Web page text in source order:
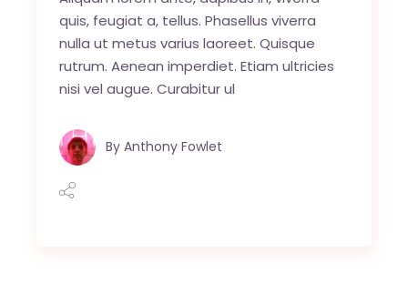
quis, feugiat a, tellus. Phasellus viverra
nulla ut metus varius laoreet. Quisque
rutrum. Aenean imperdiet. Etiam ultricies
nisi vel augue. Curabitur ul
By Anthony Fowlet